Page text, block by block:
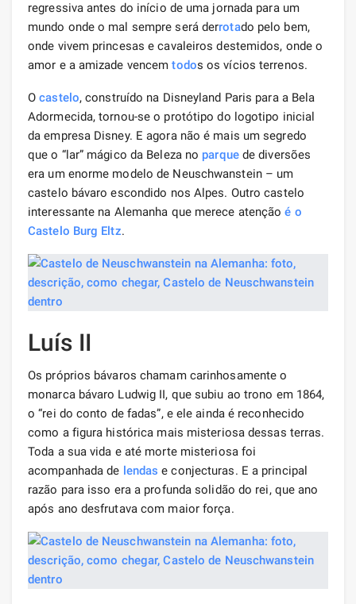
regressiva antes do início de uma jornada para um
mundo onde o mal sempre será derrotado pelo bem,
onde vivem princesas e cavaleiros destemidos, onde o
amor e a amizade vencemtodos os vícios terrenos.
Ocastelo, construído na Disneyland Paris para a Bela
Adormecida, tornou-se o protótipo do logotipo inicial
da empresa Disney. E agora não é mais um segredo
que o “lar” mágico da Beleza no parquede diversões
era um enorme modelo de Neuschwanstein – um
castelo bávaro escondido nos Alpes. Outro castelo
interessante na Alemanha que merece atençãoé o
Castelo Burg Eltz.
Luís II
Os próprios bávaros chamam carinhosamente o
monarca bávaro Ludwig II, que subiu ao trono em 1864,
o “rei do conto de fadas”, e ele ainda é reconhecido
como a figura histórica mais misteriosa dessas terras.
Toda a sua vida e até morte misteriosa foi
acompanhada de lendas e conjecturas. E a principal
razão para isso era a profunda solidão do rei, que ano
após ano desfrutava com maior força.